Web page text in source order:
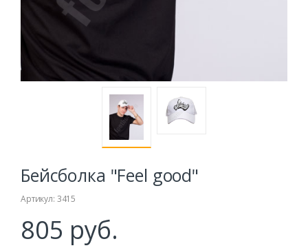
Бейсболка "Feel good"
Артикул: 3415
805 руб.